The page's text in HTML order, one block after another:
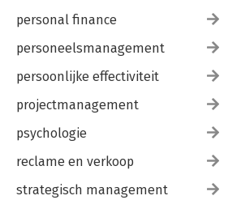
personal finance
personeelsmanagement
persoonlijke effectiviteit
projectmanagement
psychologie
reclame en verkoop
strategisch management